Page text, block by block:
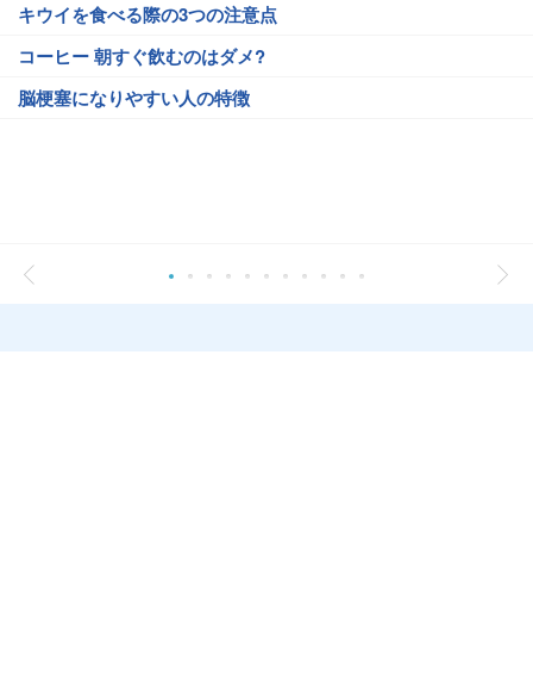
キウイを食べる際の3つの注意点
コーヒー 朝すぐ飲むのはダメ?
脳梗塞になりやすい人の特徴